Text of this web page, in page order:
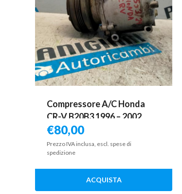
Compressore A/C Honda
CR-V B20B3 1996 – 2002
€80,00
Prezzo IVA inclusa, escl. spese di
spedizione
ACQUISTA